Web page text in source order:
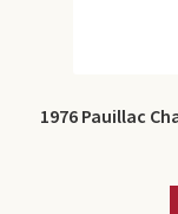
1976 Pauillac